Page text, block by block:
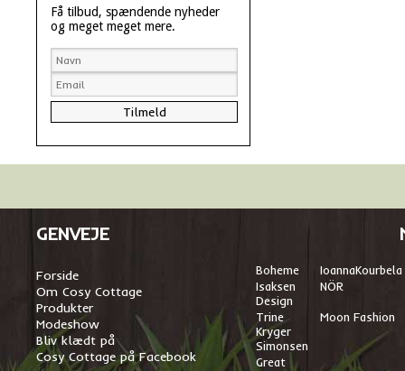
Få tilbud, spændende nyheder
og meget meget mere.
GENVEJE
Forside
Om Cosy Cottage
Produkter
Modeshow
Bliv klædt på
Cosy Cottage på Facebook
Boheme IoannaKourbela
Isaksen
Design
NÖR
Trine
Kryger
Simonsen
Moon Fashion
Great